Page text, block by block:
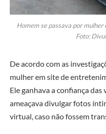
Homem se passava por
Foto:
De acordo com as
mulher em site de
Ele ganhava a confiança
ameaçava divulgar fotos
virtual, caso não fossem